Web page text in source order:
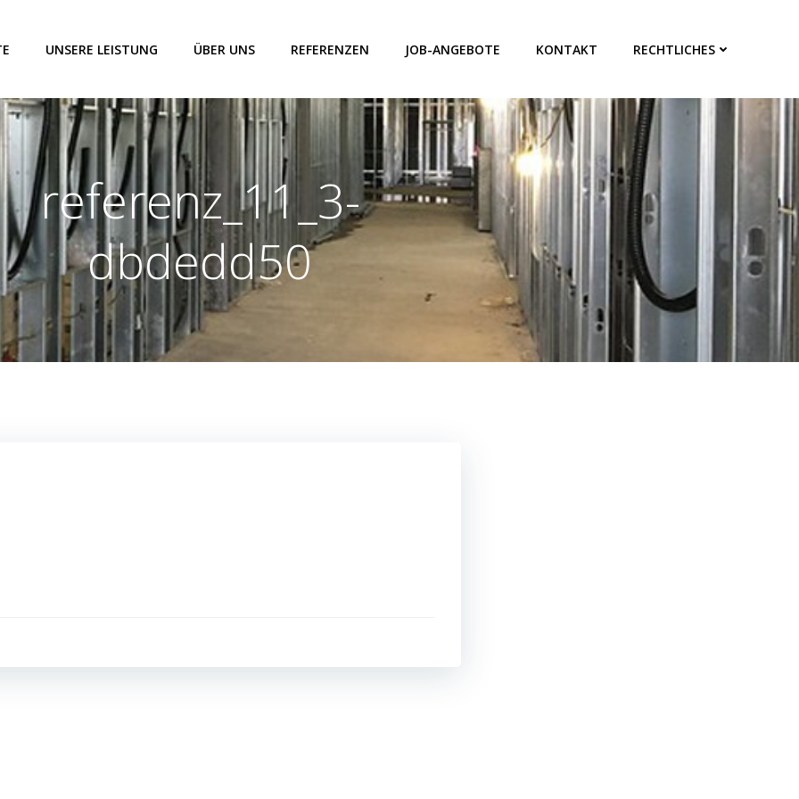
UNSERE LEISTUNG ÜBER UNS REFERENZEN JOB-ANGEBOTE KONTAKT RECHTLICHES
referenz_11_3-
dbdedd50